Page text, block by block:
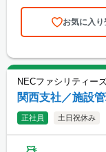
お気に入り
NECファシリティー
関西支社／施設
正社員 土日祝休み